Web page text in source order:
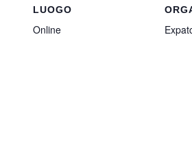
LUOGO
Online